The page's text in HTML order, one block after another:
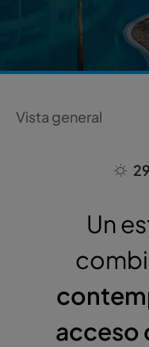
Vista general
Un
acceso